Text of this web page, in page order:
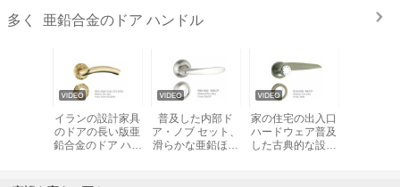
多く 亜鉛合金のドア ハンドル
イランの設計家具
のドアの長い版亜
鉛合金のドア ハン
普及した内部ド
ア・ノブ セット、
滑らかな亜鉛ほぞ
家の住宅の出入口
ハードウェア普及
した古典的な設計